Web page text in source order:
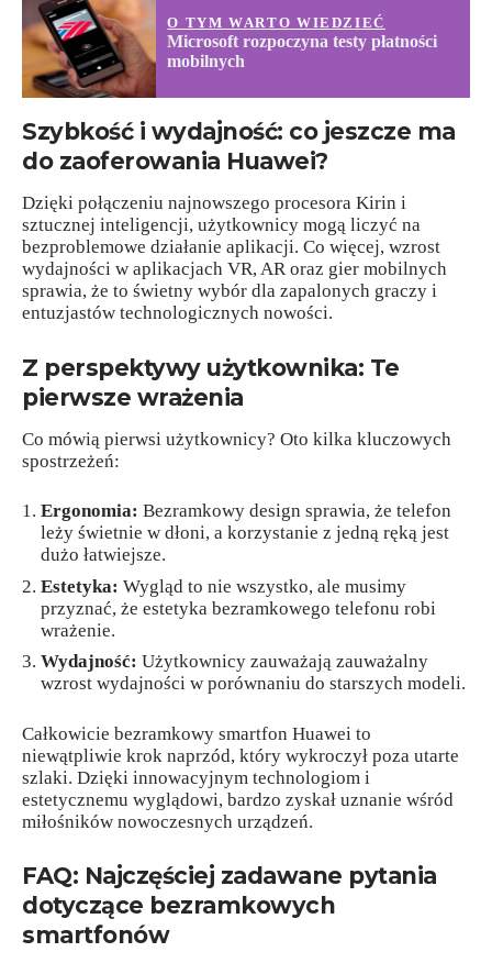
O TYM WARTO WIEDZIEĆ
Microsoft rozpoczyna testy płatności
mobilnych
Szybkość i wydajność: co jeszcze ma
do zaoferowania Huawei?
Dzięki połączeniu najnowszego procesora Kirin i
sztucznej inteligencji, użytkownicy mogą liczyć na
bezproblemowe działanie aplikacji. Co więcej, wzrost
wydajności w aplikacjach VR, AR oraz gier mobilnych
sprawia, że to świetny wybór dla zapalonych graczy i
entuzjastów technologicznych nowości.
Z perspektywy użytkownika: Te
pierwsze wrażenia
Co mówią pierwsi użytkownicy? Oto kilka kluczowych
spostrzeżeń:
Ergonomia: Bezramkowy design sprawia, że telefon
leży świetnie w dłoni, a korzystanie z jedną ręką jest
dużo łatwiejsze.
Estetyka: Wygląd to nie wszystko, ale musimy
przyznać, że estetyka bezramkowego telefonu robi
wrażenie.
Wydajność: Użytkownicy zauważają zauważalny
wzrost wydajności w porównaniu do starszych modeli.
Całkowicie bezramkowy smartfon Huawei to
niewątpliwie krok naprzód, który wykroczył poza utarte
szlaki. Dzięki innowacyjnym technologiom i
estetycznemu wyglądowi, bardzo zyskał uznanie wśród
miłośników nowoczesnych urządzeń.
FAQ: Najczęściej zadawane pytania
dotyczące bezramkowych
smartfonów